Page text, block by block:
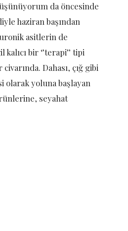
da öncesinde
haziran başından
asitlerin de
bir ‘’terapi’’ tipi
Dahası, çığ gibi
olarak yoluna başlayan
seyahat